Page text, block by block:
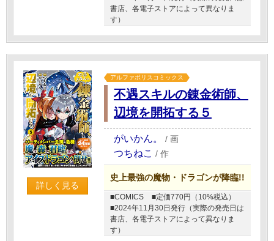
書店、各電子ストアによって異なりま
す）
詳しく見る
アルファポリスコミックス
不遇スキルの錬金術師、
辺境を開拓する５
がいかん。 / 画
つちねこ / 作
史上最強の魔物・ドラゴンが降臨!!
■COMICS
■定価770円（10%税込）
■2024年11月30日発行（実際の発売日は
書店、各電子ストアによって異なりま
す）